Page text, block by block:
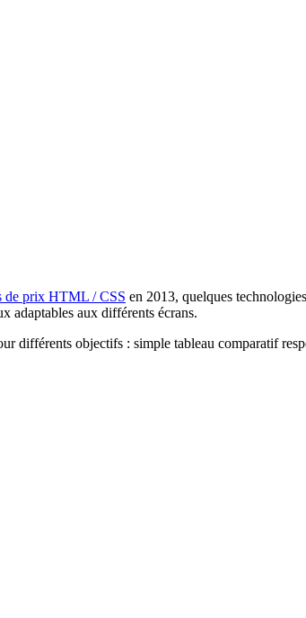
de prix HTML / CSS en 2013, quelques
adaptables aux différents écrans.
différents objectifs : simple tableau comparatif